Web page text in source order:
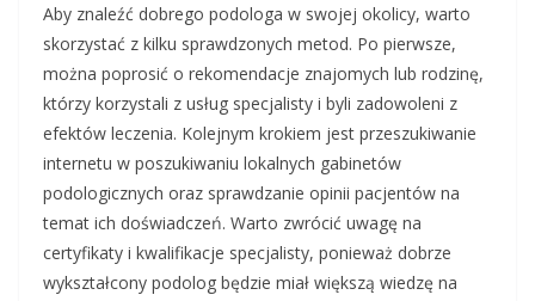
Aby znaleźć dobrego podologa w swojej okolicy, warto
skorzystać z kilku sprawdzonych metod. Po pierwsze,
można poprosić o rekomendacje znajomych lub rodzinę,
którzy korzystali z usług specjalisty i byli zadowoleni z
efektów leczenia. Kolejnym krokiem jest przeszukiwanie
internetu w poszukiwaniu lokalnych gabinetów
podologicznych oraz sprawdzanie opinii pacjentów na
temat ich doświadczeń. Warto zwrócić uwagę na
certyfikaty i kwalifikacje specjalisty, ponieważ dobrze
wykształcony podolog będzie miał większą wiedzę na